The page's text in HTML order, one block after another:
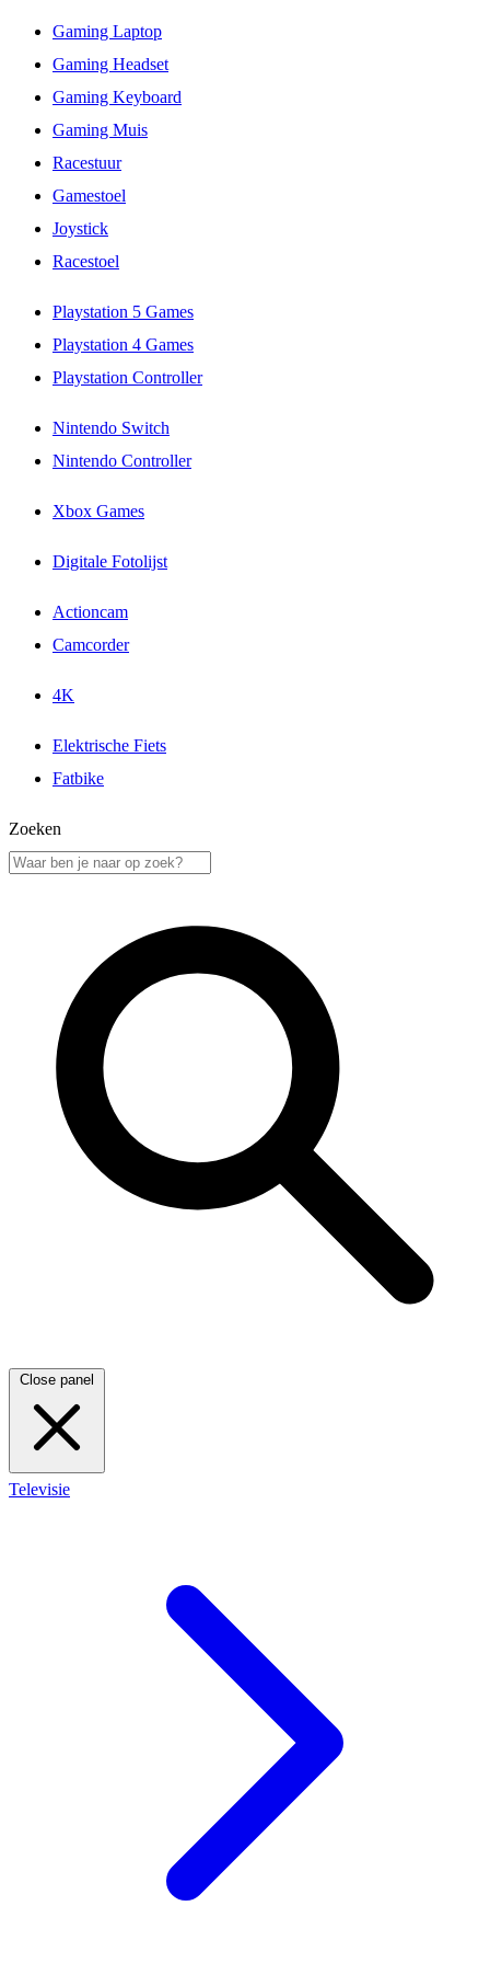
Gaming Laptop
Gaming Headset
Gaming Keyboard
Gaming Muis
Racestuur
Gamestoel
Joystick
Racestoel
Playstation 5 Games
Playstation 4 Games
Playstation Controller
Nintendo Switch
Nintendo Controller
Xbox Games
Digitale Fotolijst
Actioncam
Camcorder
4K
Elektrische Fiets
Fatbike
Zoeken
Close panel
Televisie